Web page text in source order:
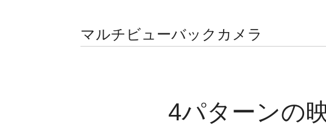
マルチビューバックカメラ
4パターンの